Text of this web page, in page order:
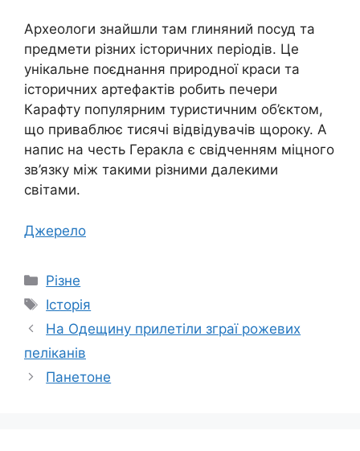
Археологи знайшли там глиняний посуд та
предмети різних історичних періодів. Це
унікальне поєднання природної краси та
історичних артефактів робить печери
Карафту популярним туристичним об’єктом,
що приваблює тисячі відвідувачів щороку. А
напис на честь Геракла є свідченням міцного
зв’язку між такими різними далекими
світами.
Джерело
Категорії
Різне
Позначки
Історія
На Одещину прилетіли зграї рожевих
пеліканів
Панетоне